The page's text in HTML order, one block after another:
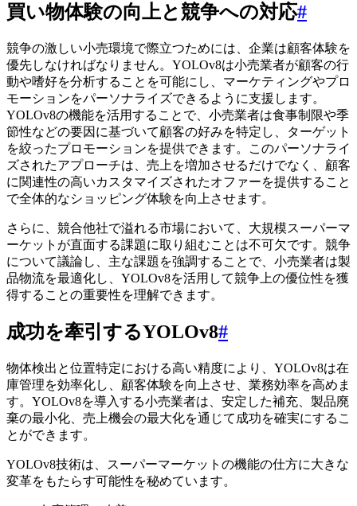
買い物体験の向上と競争への対応#
競争の激しい小売環境で際立つためには、企業は顧客体験を
優先しなければなりません。YOLOv8は小売業者が顧客の行
動や嗜好を分析することを可能にし、マーケティングやプロ
モーションをパーソナライズできるように支援します。
YOLOv8の機能を活用することで、小売業者は食事制限や季
節性などの要因に基づいて顧客の好みを特定し、ターゲット
を絞ったプロモーションを提供できます。このパーソナライ
ズされたアプローチは、売上を増加させるだけでなく、顧客
に関連性の高いカスタマイズされたオファーを提供すること
で全体的なショッピング体験を向上させます。
さらに、競合他社で溢れる市場において、大規模スーパーマ
ーケットが直面する課題に取り組むことは不可欠です。競争
について議論し、主な課題を強調することで、小売業者は製
品物流を最適化し、YOLOv8を活用して競争上の優位性を獲
得することの重要性を理解できます。
成功を牽引するYOLOv8#
物体検出と位置特定における高い精度により、YOLOv8は在
庫管理を効率化し、顧客体験を向上させ、業務効率を高めま
す。YOLOv8を導入する小売業者は、安定した補充、製品廃
棄の最小化、売上機会の最大化を通じて成功を確実にするこ
とができます。
YOLOv8技術は、スーパーマーケットの機能の仕方に大きな
変革をもたらす可能性を秘めています。